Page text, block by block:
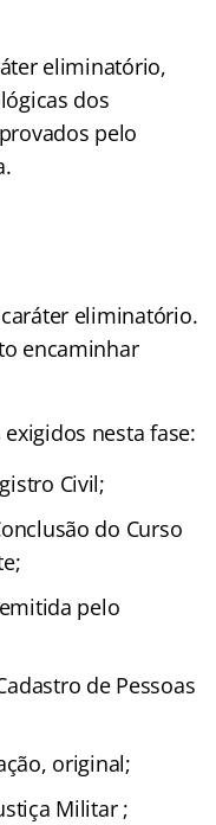
eliminatório,
dos
pelo
eliminatório.
encaminhar
nesta fase:
Civil;
do Curso
pelo
de Pessoas
original;
Militar ;